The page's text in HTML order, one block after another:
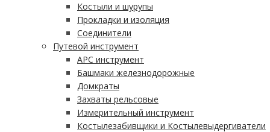
Костыли и шурупы
Прокладки и изоляция
Соединители
Путевой инструмент
АРС инструмент
Башмаки железнодорожные
Домкраты
Захваты рельсовые
Измерительный инструмент
Костылезабивщики и Костылевыдергиватели